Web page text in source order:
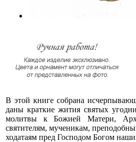
В этой книге собрана
даны краткие жития святых
молитвы к Божией Матери,
святителям, мученикам,
ходатаям пред Господом Богом